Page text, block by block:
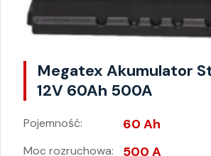
Megatex Akumulator
12V 60Ah 500A
Pojemność: 60 Ah
Moc rozruchowa: 500 A